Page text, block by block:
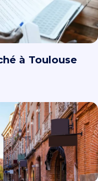
à Toulouse